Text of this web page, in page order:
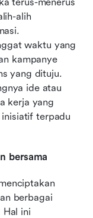
alih
waktu yang
kampanye
yang dituju.
ide atau
kerja yang
terpadu
bersama
berbagai
Hal ini